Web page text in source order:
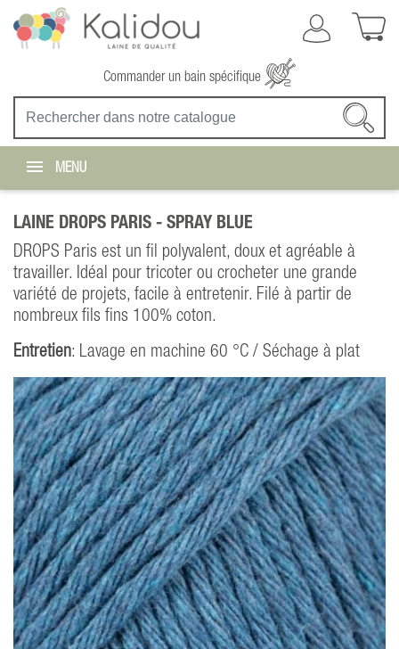
Commander un bain spécifique
MENU
LAINE DROPS PARIS - SPRAY BLUE
DROPS Paris est un fil polyvalent, doux et agréable à
travailler. Idéal pour tricoter ou crocheter une grande
variété de projets, facile à entretenir. Filé à partir de
nombreux fils fins 100% coton.
Entretien: Lavage en machine 60 °C / Séchage à plat